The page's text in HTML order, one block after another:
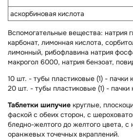
аскорбиновая кислота
Вспомогательные вещества: натрия
карбонат, лимонная кислота,
лимонный, рибофлавина натрия
макрогол 6000, натрия бензоат,
10 шт. - тубы пластиковые (1) - пачки
20 шт. - тубы пластиковые (1) - пачки
Таблетки шипучие круглые,
фаской с обеих сторон, с
бледно-желтого до желтого цвета, с
оранжевых точечных вкраплений.